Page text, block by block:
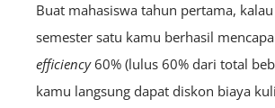
Buat mahasiswa tahun pertama,
semester satu kamu berhasil
efficiency60% (lulus 60% dari total
kamu langsung dapat diskon biaya